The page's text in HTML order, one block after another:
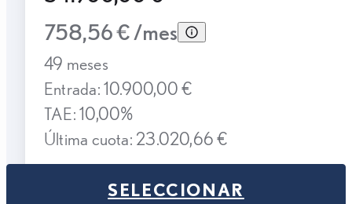
758,56 € /mes
49 meses
Entrada: 10.900,00 €
TAE: 10,00%
Última cuota: 23.020,66 €
SELECCIONAR